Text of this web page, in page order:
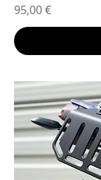
Prix
95,00 €